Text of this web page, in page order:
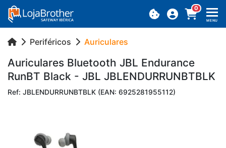
0
MENU
Periféricos Auriculares
Au­ri­cu­lares Blu­e­tooth JBL En­du­rance
RunBT Black - JBL JBLEN­DUR­RUNBTBLK
Ref: JBLENDURRUNBTBLK (EAN: 6925281955112)